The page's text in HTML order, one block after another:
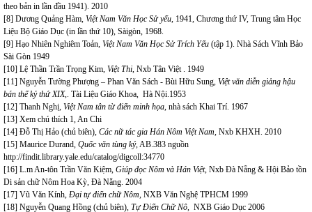
theo bản in lần đầu 1941). 2010
[8] Dương Quảng Hàm, Việt Nam Văn Học Sử yếu, 1941, Chương thứ IV, Trung tâm Học
Liệu Bộ Giáo Dục (in lần thứ 10), Sàigòn, 1968.
[9] Hạo Nhiên Nghiêm Toản, Việt Nam Văn Học Sử Trích Yếu (tập 1). Nhà Sách Vĩnh Bảo
Sài Gòn 1949
[10] Lệ Thần Trần Trọng Kim, Việt Thi, Nxb Tân Việt . 1949
[11] Nguyễn Tường Phượng – Phan Văn Sách - Bùi Hữu Sung, Việt văn diễn giảng hậu
bán thế kỷ thứ XIX,. Tài Liệu Giáo Khoa, Hà Nội.1953
[12] Thanh Nghị, Việt Nam tân từ điển minh họa, nhà sách Khai Trí. 1967
[13] Xem chú thích 1, An Chi
[14] Đỗ Thị Hảo (chủ biên), Các nữ tác gia Hán Nôm Việt Nam, Nxb KHXH. 2010
[15] Maurice Durand, Quốc văn tùng ký, AB.383 nguồn
http://findit.library.yale.edu/catalog/digcoll:34770
[16] L.m An-tôn Trần Văn Kiệm, Giúp đọc Nôm và Hán Việt, Nxb Đà Nẵng & Hội Bảo tồn
Di sản chữ Nôm Hoa Kỳ, Đà Nẵng. 2004
[17] Vũ Văn Kính, Đại tự điển chữ Nôm, NXB Văn Nghệ TPHCM 1999
[18] Nguyễn Quang Hồng (chủ biên), Tự Điển Chữ Nô, NXB Giáo Dục 2006